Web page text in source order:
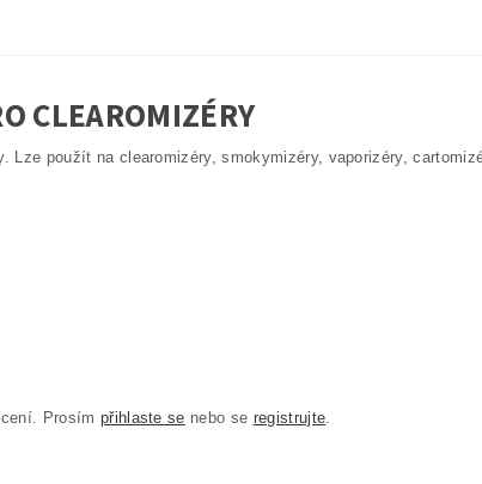
CLEAROMIZÉRY
Lze použít na clearomizéry, smokymizéry, vaporizéry,
Prosím přihlaste se nebo se registrujte.